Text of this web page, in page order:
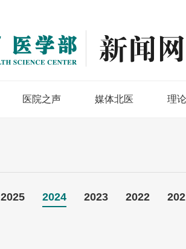
医院之声 媒体北医 理
2025 2024 2023 2022